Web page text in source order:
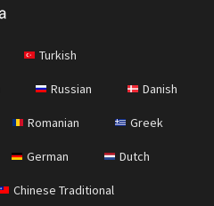
Turkish
Russian Danish
Romanian Greek
German Dutch
Chinese Traditional